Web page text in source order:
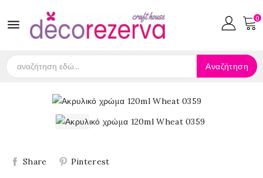
 0
Αναζήτηση
Share Pinterest